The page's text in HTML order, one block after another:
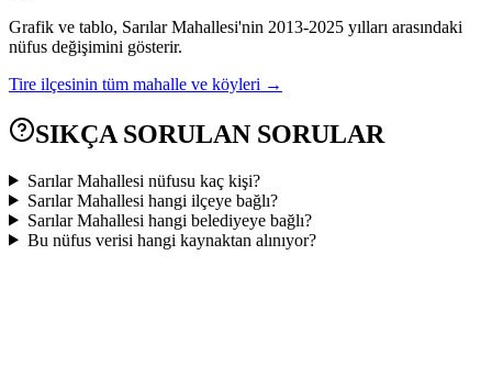
Grafik ve tablo, SarılarMahallesi'nin 2013-2025 yılları arasındaki
nüfus değişimini gösterir.
Tire ilçesinin tüm mahalle ve köyleri →
SIKÇA SORULAN SORULAR
Sarılar Mahallesi nüfusu kaç kişi?
Sarılar Mahallesi hangi ilçeye bağlı?
Sarılar Mahallesi hangi belediyeye bağlı?
Bu nüfus verisi hangi kaynaktan alınıyor?